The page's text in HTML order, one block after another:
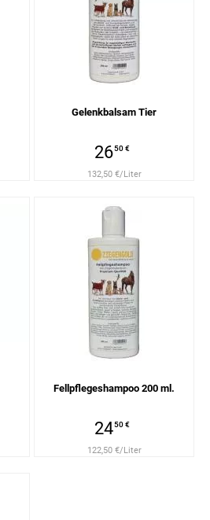
Gelenkbalsam Tier
2650 €
132,50 €/Liter
Fellpflegeshampoo 200 ml.
2450 €
122,50 €/Liter